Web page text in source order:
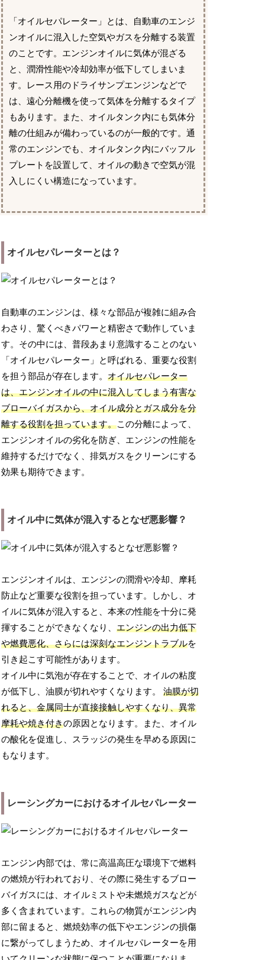
「オイルセパレーター」とは、自動車のエンジ
ンオイルに混入した空気やガスを分離する装置
のことです。エンジンオイルに気体が混ざる
と、潤滑性能や冷却効率が低下してしまいま
す。レース用のドライサンプエンジンなどで
は、遠心分離機を使って気体を分離するタイプ
もあります。また、オイルタンク内にも気体分
離の仕組みが備わっているのが一般的です。通
常のエンジンでも、オイルタンク内にバッフル
プレートを設置して、オイルの動きで空気が混
入しにくい構造になっています。
オイルセパレーターとは？
自動車のエンジンは、様々な部品が複雑に組み合
わさり、驚くべきパワーと精密さで動作していま
す。その中には、普段あまり意識することのない
「オイルセパレーター」と呼ばれる、重要な役割
を担う部品が存在します。オイルセパレーター
は、エンジンオイルの中に混入してしまう有害な
ブローバイガスから、オイル成分とガス成分を分
離する役割を担っています。この分離によって、
エンジンオイルの劣化を防ぎ、エンジンの性能を
維持するだけでなく、排気ガスをクリーンにする
効果も期待できます。
オイル中に気体が混入するとなぜ悪影響？
エンジンオイルは、エンジンの潤滑や冷却、摩耗
防止など重要な役割を担っています。しかし、オ
イルに気体が混入すると、本来の性能を十分に発
揮することができなくなり、エンジンの出力低下
や燃費悪化、さらには深刻なエンジントラブルを
引き起こす可能性があります。
オイル中に気泡が存在することで、オイルの粘度
が低下し、油膜が切れやすくなります。油膜が切
れると、金属同士が直接接触しやすくなり、異常
摩耗や焼き付きの原因となります。また、オイル
の酸化を促進し、スラッジの発生を早める原因に
もなります。
レーシングカーにおけるオイルセパレーター
エンジン内部では、常に高温高圧な環境下で燃料
の燃焼が行われており、その際に発生するブロー
バイガスには、オイルミストや未燃焼ガスなどが
多く含まれています。これらの物質がエンジン内
部に留まると、燃焼効率の低下やエンジンの損傷
に繋がってしまうため、オイルセパレーターを用